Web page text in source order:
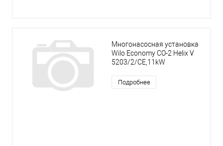
Многонасосная установка
Wilo Economy CO-2 Helix V
5203/2/CE,11kW
Подробнее